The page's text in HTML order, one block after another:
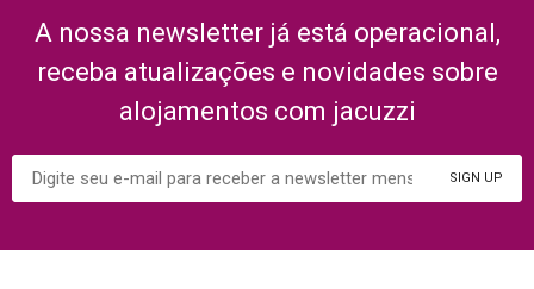
A nossa newsletter já está operacional,
receba atualizações e novidades sobre
alojamentos com jacuzzi